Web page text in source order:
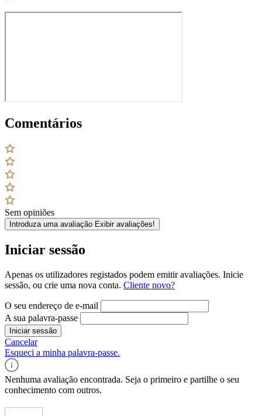
Comentários
Sem opiniões
Introduza uma avaliação Exibir avaliações!
Iniciar sessão
Apenas os utilizadores registados podem emitir avaliações. Inicie
sessão, ou crie uma nova conta. Cliente novo?
O seu endereço de e-mail
A sua palavra-passe
Iniciar sessão
Cancelar
Esqueci a minha palavra-passe.
Nenhuma avaliação encontrada. Seja o primeiro e partilhe o seu
conhecimento com outros.